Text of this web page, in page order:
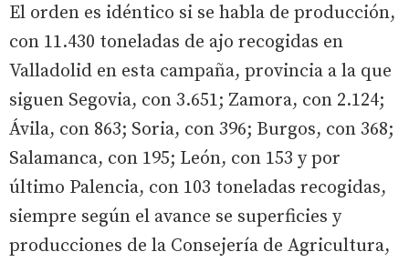
El orden es idéntico si se habla de producción,
con 11.430 toneladas de ajo recogidas en
Valladolid en esta campaña, provincia a la que
siguen Segovia, con 3.651; Zamora, con 2.124;
Ávila, con 863; Soria, con 396; Burgos, con 368;
Salamanca, con 195; León, con 153 y por
último Palencia, con 103 toneladas recogidas,
siempre según el avance se superficies y
producciones de la Consejería de Agricultura,